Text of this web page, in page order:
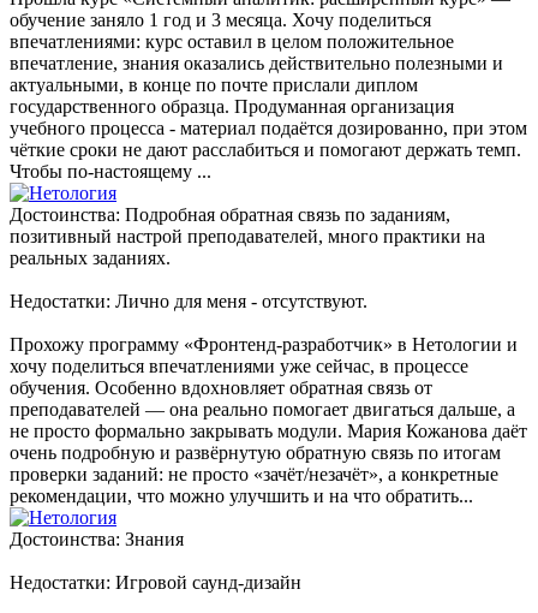
обучение заняло 1 год и 3 месяца. Хочу поделиться
впечатлениями: курс оставил в целом положительное
впечатление, знания оказались действительно полезными и
актуальными, в конце по почте прислали диплом
государственного образца. Продуманная организация
учебного процесса - материал подаётся дозированно, при этом
чёткие сроки не дают расслабиться и помогают держать темп.
Чтобы по-настоящему ...
Достоинства: Подробная обратная связь по заданиям,
позитивный настрой преподавателей, много практики на
реальных заданиях.
Недостатки: Лично для меня - отсутствуют.
Прохожу программу «Фронтенд-разработчик» в Нетологии и
хочу поделиться впечатлениями уже сейчас, в процессе
обучения. Особенно вдохновляет обратная связь от
преподавателей — она реально помогает двигаться дальше, а
не просто формально закрывать модули. Мария Кожанова даёт
очень подробную и развёрнутую обратную связь по итогам
проверки заданий: не просто «зачёт/незачёт», а конкретные
рекомендации, что можно улучшить и на что обратить...
Достоинства: Знания
Недостатки: Игровой саунд-дизайн